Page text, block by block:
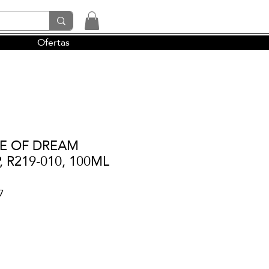
y la perfumería árabe
Ofertas
OF DREAM
R219-010, 100ML